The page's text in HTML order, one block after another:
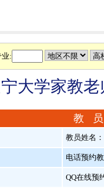
业:
大学家教
教
教员姓名
电话预约
QQ在线预